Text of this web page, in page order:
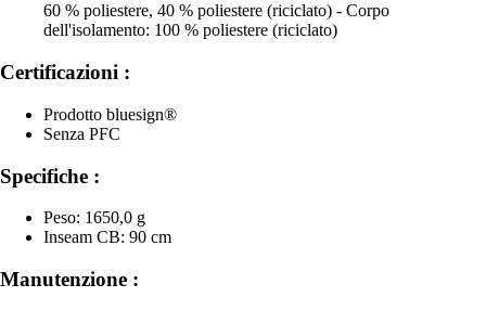
60 % poliestere, 40 % poliestere (riciclato) - Corpo
dell'isolamento: 100 % poliestere (riciclato)
Certificazioni :
Prodotto bluesign®
Senza PFC
Specifiche :
Peso: 1650,0 g
Inseam CB: 90 cm
Manutenzione :